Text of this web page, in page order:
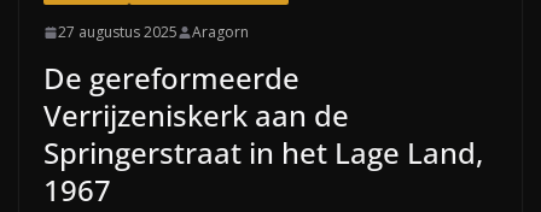
27 augustus 2025 Aragorn
De gereformeerde
Verrijzeniskerk aan de
Springerstraat in het Lage Land,
1967